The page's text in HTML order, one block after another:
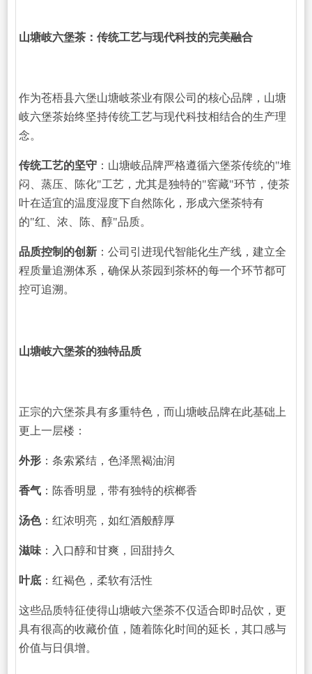
山塘岐六堡茶：传统工艺与现代科技的完美融合
作为苍梧县六堡山塘岐茶业有限公司的核心品牌，山塘
岐六堡茶始终坚持传统工艺与现代科技相结合的生产理
念。
传统工艺的坚守：山塘岐品牌严格遵循六堡茶传统的"堆
闷、蒸压、陈化"工艺，尤其是独特的"窖藏"环节，使茶
叶在适宜的温度湿度下自然陈化，形成六堡茶特有
的"红、浓、陈、醇"品质。
品质控制的创新：公司引进现代智能化生产线，建立全
程质量追溯体系，确保从茶园到茶杯的每一个环节都可
控可追溯。
山塘岐六堡茶的独特品质
正宗的六堡茶具有多重特色，而山塘岐品牌在此基础上
更上一层楼：
外形：条索紧结，色泽黑褐油润
香气：陈香明显，带有独特的槟榔香
汤色：红浓明亮，如红酒般醇厚
滋味：入口醇和甘爽，回甜持久
叶底：红褐色，柔软有活性
这些品质特征使得山塘岐六堡茶不仅适合即时品饮，更
具有很高的收藏价值，随着陈化时间的延长，其口感与
价值与日俱增。